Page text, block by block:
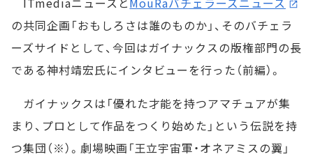
の共同企画「おもしろさは誰のものか」、そのバチェラ
ーズサイドとして、今回はガイナックスの版権部門の長
である神村靖宏氏にインタビューを行った（前編）。
ガイナックスは「優れた才能を持つアマチュアが集
まり、プロとして作品をつくり始めた」という伝説を持
つ集団（※）。劇場映画「王立宇宙軍・オネアミスの翼」